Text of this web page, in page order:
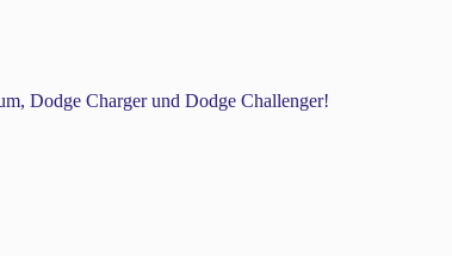
Dodge Charger und Dodge Challenger!